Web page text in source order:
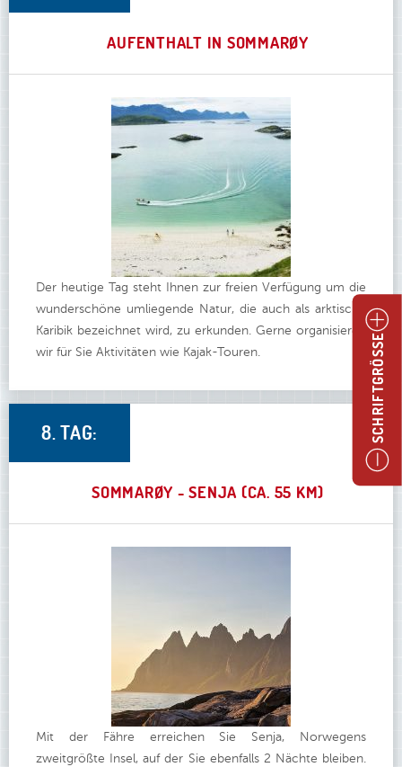
AUFENTHALT IN SOMMARØY
Der heutige Tag steht Ihnen zur freien Verfügung um die
wunderschöne umliegende Natur, die auch als arktische
Karibik bezeichnet wird, zu erkunden. Gerne organisieren
wir für Sie Aktivitäten wie Kajak-Touren.
8. TAG:
SOMMARØY - SENJA (CA. 55 KM)
Mit der Fähre erreichen Sie Senja, Norwegens
zweitgrößte Insel, auf der Sie ebenfalls 2 Nächte bleiben.
SCHRIFTGRÖSSE